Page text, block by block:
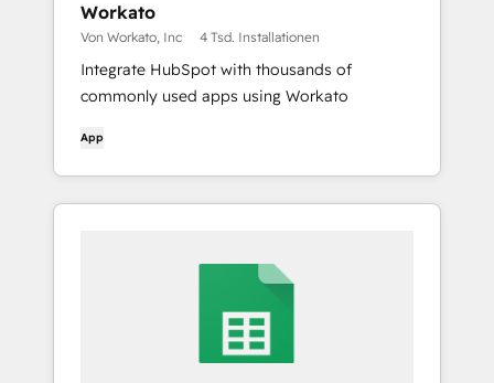
Workato
Von Workato, Inc 4 Tsd. Installationen
Integrate HubSpot with thousands of
commonly used apps using Workato
App